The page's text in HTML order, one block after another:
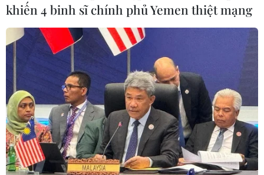
#191 học viên bỏ trốn #trại cai nghiện
#ma túy
khiến 4 binh sĩ chính phủ Yemen thiệt mạng